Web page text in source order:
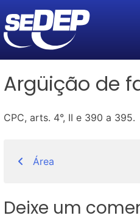
Argüição de
CPC, arts. 4°, II e 390 a 395.
Navegação
de
Post
Área
Deixe um